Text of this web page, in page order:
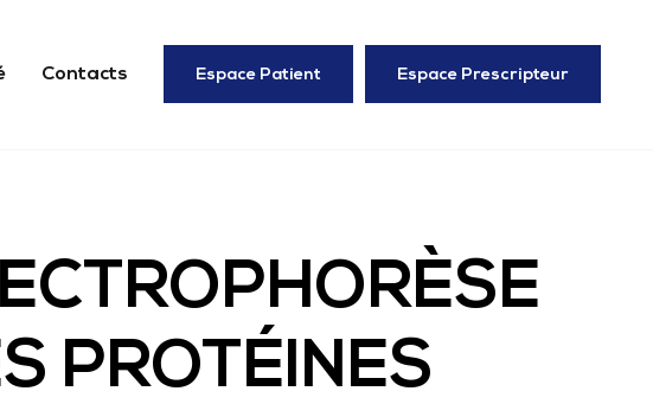
Contacts Espace Patient Espace Prescripteur
PROTÉINES